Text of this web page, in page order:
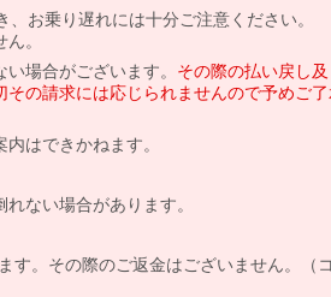
お乗り遅れには十分ご注意ください。
。
場合がございます。 その際の払い戻し及
の請求には応じられませんので予めご
はできかねます。
ない場合があります。
す。その際のご返金はございません。（